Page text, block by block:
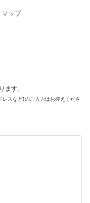
ップ
ます。
スなど)のご入力はお控えくださ